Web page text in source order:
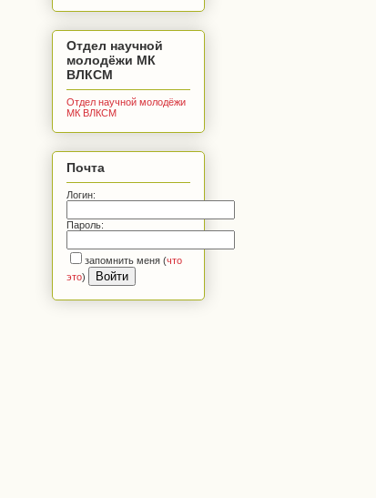
Отдел научной
молодёжи МК
ВЛКСМ
Отдел научной молодёжи
МК ВЛКСМ
Почта
Логин:
Пароль:
запомнить меня (что
это)